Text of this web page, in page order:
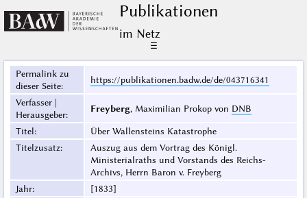
Publikationen
im Netz
☰
Permalink zu
dieser Seite:
https://publikationen.badw.de/de/043716341
Verfasser |
Herausgeber:
Freyberg, Maximilian Prokop von DNB
Titel:
Über Wallensteins Katastrophe
Titelzusatz:
Auszug aus dem Vortrag des Königl.
Ministerialraths und Vorstands des Reichs-
Archivs, Herrn Baron v. Freyberg
Jahr:
[1833]